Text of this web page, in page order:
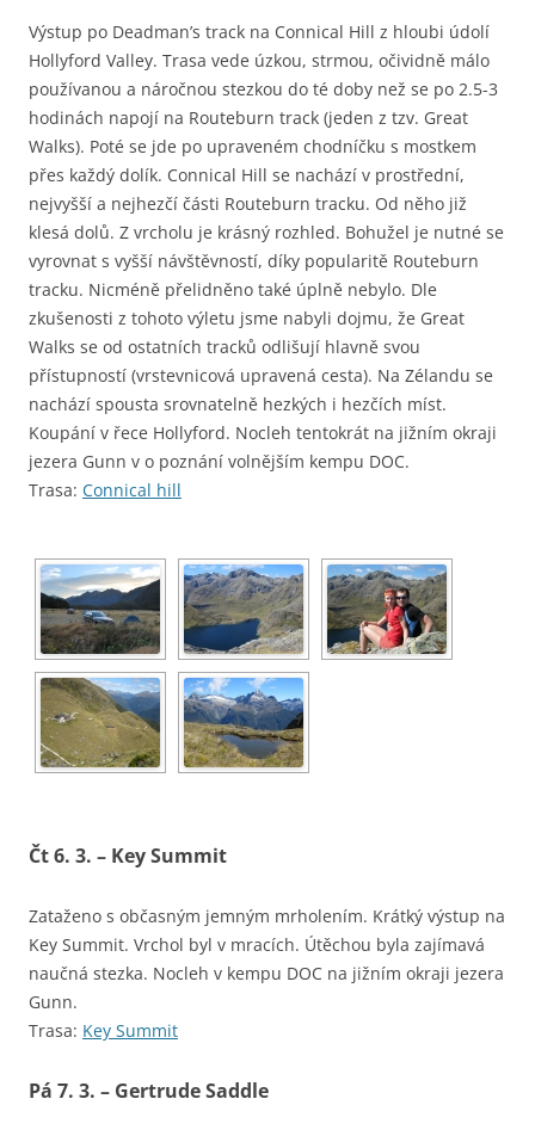
Výstup po Deadman’s track na Connical Hill z hloubi údolí
Hollyford Valley. Trasa vede úzkou, strmou, očividně málo
používanou a náročnou stezkou do té doby než se po 2.5-3
hodinách napojí na Routeburn track (jeden z tzv. Great
Walks). Poté se jde po upraveném chodníčku s mostkem
přes každý dolík. Connical Hill se nachází v prostřední,
nejvyšší a nejhezčí části Routeburn tracku. Od něho již
klesá dolů. Z vrcholu je krásný rozhled. Bohužel je nutné se
vyrovnat s vyšší návštěvností, díky popularitě Routeburn
tracku. Nicméně přelidněno také úplně nebylo. Dle
zkušenosti z tohoto výletu jsme nabyli dojmu, že Great
Walks se od ostatních tracků odlišují hlavně svou
přístupností (vrstevnicová upravená cesta). Na Zélandu se
nachází spousta srovnatelně hezkých i hezčích míst.
Koupání v řece Hollyford. Nocleh tentokrát na jižním okraji
jezera Gunn v o poznání volnějším kempu DOC.
Trasa: Connical hill
Čt 6. 3. – Key Summit
Zataženo s občasným jemným mrholením. Krátký výstup na
Key Summit. Vrchol byl v mracích. Útěchou byla zajímavá
naučná stezka. Nocleh v kempu DOC na jižním okraji jezera
Gunn.
Trasa: Key Summit
Pá 7. 3. – Gertrude Saddle